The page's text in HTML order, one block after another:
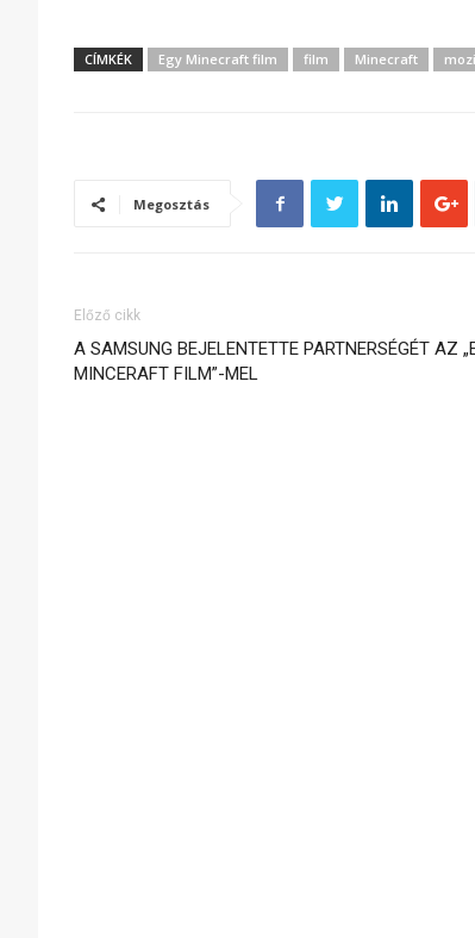
CÍMKÉK Egy Minecraft film film Minecraft mozi
Megosztás
Előző cikk
A SAMSUNG BEJELENTETTE PARTNERSÉGÉT AZ
MINCERAFT FILM”-MEL